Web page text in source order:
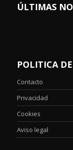
ÚLTIMAS
POLITICA
Contacto
Privacidad
Cookies
Aviso legal